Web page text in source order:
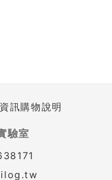
訊購物說明
驗室